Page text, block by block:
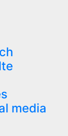
media